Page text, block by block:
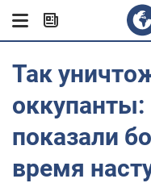
Так
показали
время